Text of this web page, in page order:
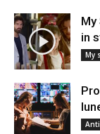
in
My